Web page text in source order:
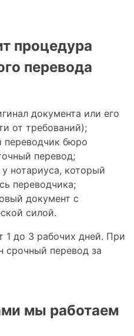
процедура
перевода
документа или его
от требований);
переводчик бюро
перевод;
нотариуса, который
переводчика;
документ с
силой.
1 до 3 рабочих дней. При
срочный перевод за
мы работаем